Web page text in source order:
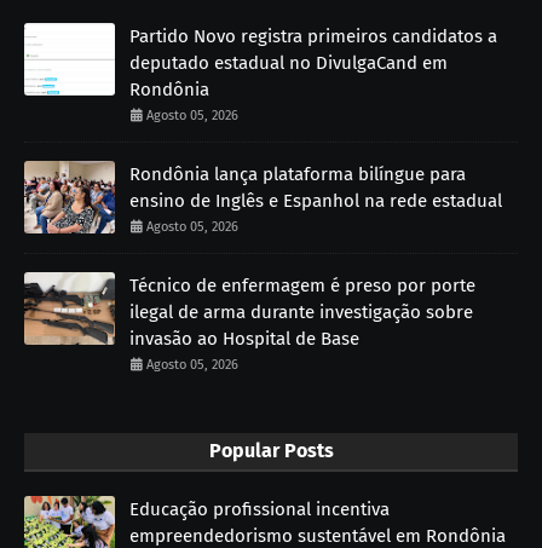
Partido Novo registra primeiros candidatos a
deputado estadual no DivulgaCand em
Rondônia
Agosto 05, 2026
Rondônia lança plataforma bilíngue para
ensino de Inglês e Espanhol na rede estadual
Agosto 05, 2026
Técnico de enfermagem é preso por porte
ilegal de arma durante investigação sobre
invasão ao Hospital de Base
Agosto 05, 2026
Popular Posts
Educação profissional incentiva
empreendedorismo sustentável em Rondônia